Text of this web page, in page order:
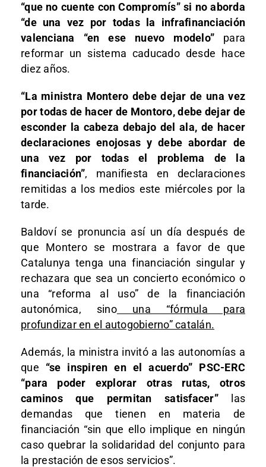
“que no cuente con Compromís” si no aborda
“de una vez por todas la infrafinanciación
valenciana “en ese nuevo modelo” para
reformar un sistema caducado desde hace
diez años.
“La ministra Montero debe dejar de una vez
por todas de hacer de Montoro, debe dejar de
esconder la cabeza debajo del ala, de hacer
declaraciones enojosas y debe abordar de
una vez por todas el problema de la
financiación”, manifiesta en declaraciones
remitidas a los medios este miércoles por la
tarde.
Baldoví se pronuncia así un día después de
que Montero se mostrara a favor de que
Catalunya tenga una financiación singular y
rechazara que sea un concierto económico o
una “reforma al uso” de la financiación
autonómica, sinouna “fórmula para
profundizar en el autogobierno” catalán.
Además, la ministra invitó a las autonomías a
que “se inspiren en el acuerdo” PSC-ERC
“para poder explorar otras rutas, otros
caminos que permitan satisfacer”las
demandas que tienen en materia de
financiación “sin que ello implique en ningún
caso quebrar la solidaridad del conjunto para
la prestación de esos servicios”.